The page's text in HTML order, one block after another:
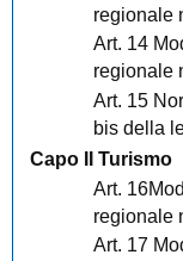
regionale
Art. 14
regionale
Art. 15
bis della
Capo II Turismo
Art.
regionale
Art. 17